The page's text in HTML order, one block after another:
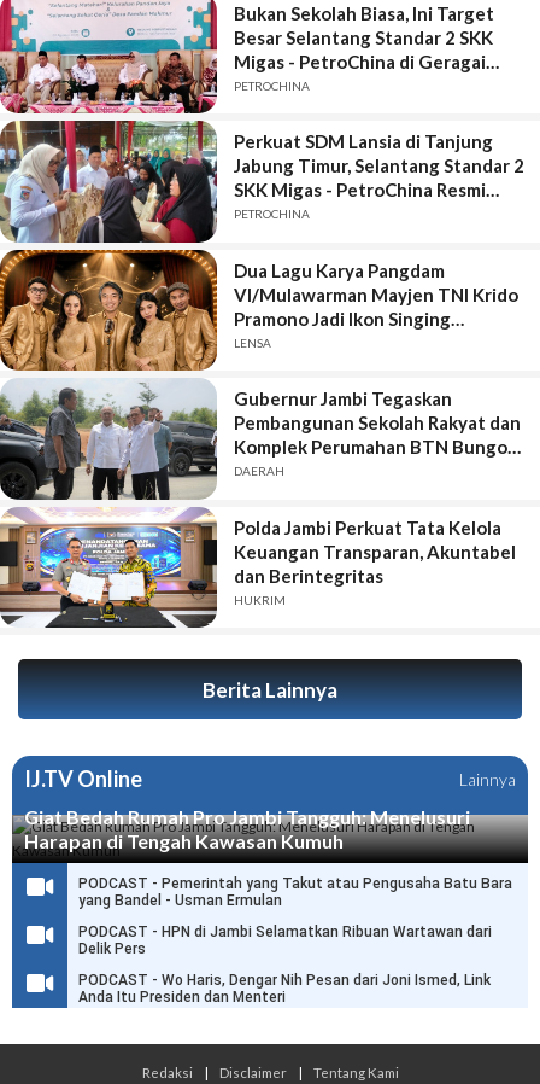
Bukan Sekolah Biasa, Ini Target
Besar Selantang Standar 2 SKK
Migas - PetroChina di Geragai
Tanjung Jabung Timur
PETROCHINA
Perkuat SDM Lansia di Tanjung
Jabung Timur, Selantang Standar 2
SKK Migas - PetroChina Resmi
Bergulir di Geragai
PETROCHINA
Dua Lagu Karya Pangdam
VI/Mulawarman Mayjen TNI Krido
Pramono Jadi Ikon Singing
Competition HUT Ke-81 RI
LENSA
Gubernur Jambi Tegaskan
Pembangunan Sekolah Rakyat dan
Komplek Perumahan BTN Bungo
Green City Harus Sejalan
DAERAH
Polda Jambi Perkuat Tata Kelola
Keuangan Transparan, Akuntabel
dan Berintegritas
HUKRIM
Berita Lainnya
IJ.TV Online Lainnya
Giat Bedah Rumah Pro Jambi Tangguh: Menelusuri
Harapan di Tengah Kawasan Kumuh
PODCAST - Pemerintah yang Takut atau Pengusaha Batu Bara
yang Bandel - Usman Ermulan
PODCAST - HPN di Jambi Selamatkan Ribuan Wartawan dari
Delik Pers
PODCAST - Wo Haris, Dengar Nih Pesan dari Joni Ismed, Link
Anda Itu Presiden dan Menteri
Redaksi | Disclaimer | Tentang Kami